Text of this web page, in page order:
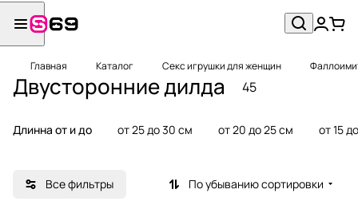
Главная Каталог Секс игрушки для женщин
Двусторонние дилда 45
Длинна от и до от 25 до 30 см от 20 до 25 см от 15
Все фильтры По убыванию сортировки